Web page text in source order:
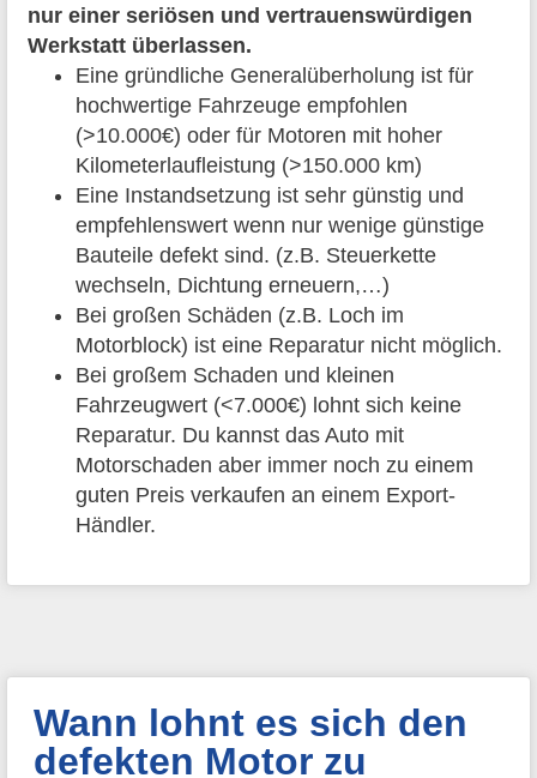
nur einer seriösen und vertrauenswürdigen
Werkstatt überlassen.
Eine gründliche Generalüberholung ist für
hochwertige Fahrzeuge empfohlen
(>10.000€) oder für Motoren mit hoher
Kilometerlaufleistung (>150.000 km)
Eine Instandsetzung ist sehr günstig und
empfehlenswert wenn nur wenige günstige
Bauteile defekt sind. (z.B. Steuerkette
wechseln, Dichtung erneuern,…)
Bei großen Schäden (z.B. Loch im
Motorblock) ist eine Reparatur nicht möglich.
Bei großem Schaden und kleinen
Fahrzeugwert (<7.000€) lohnt sich keine
Reparatur. Du kannst das Auto mit
Motorschaden aber immer noch zu einem
guten Preis verkaufen an einem Export-
Händler.
Wann lohnt es sich den
defekten Motor zu